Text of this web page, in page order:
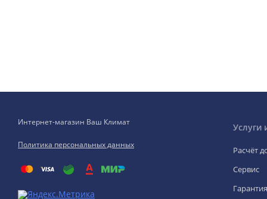
Интернет-магазин Ваш Климат
Политика персональных данных
Услуги
Расчёт
Сервис
Гарантия